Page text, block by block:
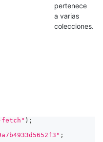
pertenece
a varias
colecciones.
fetch" ) ;
;